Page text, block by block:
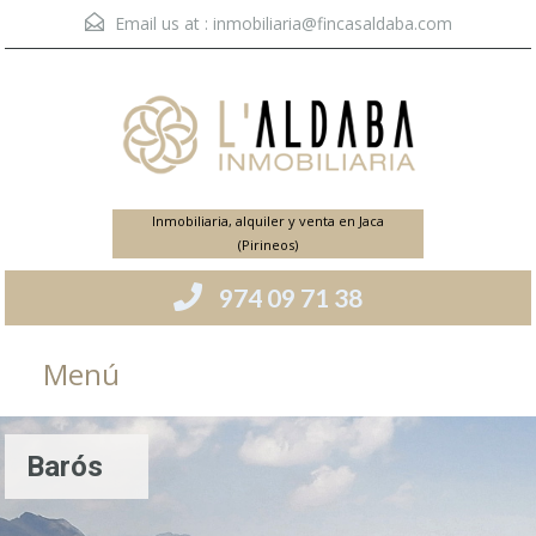
Email us at : inmobiliaria@fincasaldaba.com
Inmobiliaria, alquiler y venta en Jaca
(Pirineos)
974 09 71 38
Menú
Barós